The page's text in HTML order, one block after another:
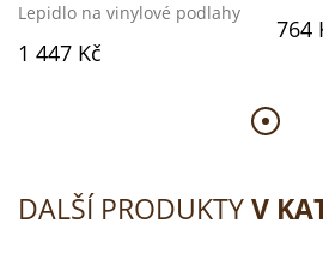
Lepidlo na vinylové podlahy
1 447 Kč
764
DALŠÍ PRODUKTYV